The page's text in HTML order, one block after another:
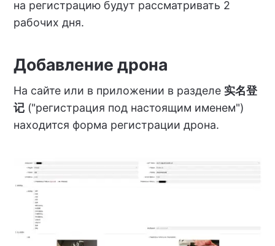
на регистрацию будут рассматривать 2
рабочих дня.
Добавление дрона
На сайте или в приложении в разделе 实名登
记("регистрация под настоящим именем")
находится форма регистрации дрона.